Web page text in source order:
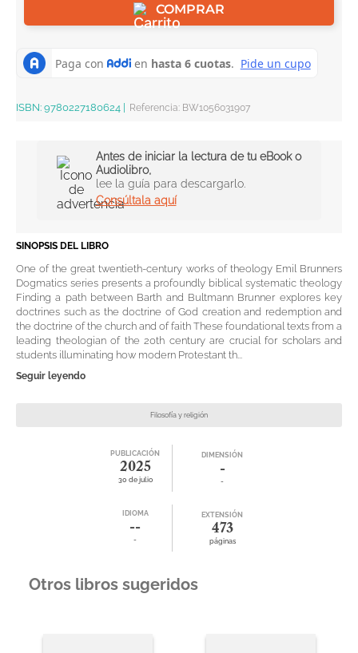
COMPRAR
ISBN: 9780227180624 Referencia: BW1056031907
Antes de iniciar la lectura de tu eBook o
Audiolibro,
lee la guía para descargarlo.
Consúltala aquí
SINOPSIS DEL LIBRO
One of the great twentieth-century works of theology Emil Brunners
Dogmatics series presents a profoundly biblical systematic theology
Finding a path between Barth and Bultmann Brunner explores key
doctrines such as the doctrine of God creation and redemption and
the doctrine of the church and of faith These foundational texts from a
leading theologian of the 20th century are crucial for scholars and
students illuminating how modern Protestant th...
Seguir leyendo
Filosofía y religión
PUBLICACIÓN
2025
30 de julio
DIMENSIÓN
-
-
IDIOMA
--
-
EXTENSIÓN
473
páginas
Otros libros sugeridos